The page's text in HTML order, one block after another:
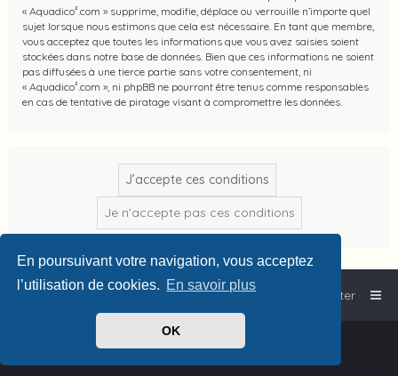
En poursuivant votre navigation, vous acceptez
l’utilisation de cookies. En savoir plus
OK
« Aquadico².com » supprime, modifie, déplace ou verrouille n’importe quel
sujet lorsque nous estimons que cela est nécessaire. En tant que membre,
vous acceptez que toutes les informations que vous avez saisies soient
stockées dans notre base de données. Bien que ces informations ne soient
pas diffusées à une tierce partie sans votre consentement, ni
« Aquadico².com », ni phpBB ne pourront être tenus comme responsables
en cas de tentative de piratage visant à compromettre les données.
Accueil Plouf! Nous contacter
phpBB